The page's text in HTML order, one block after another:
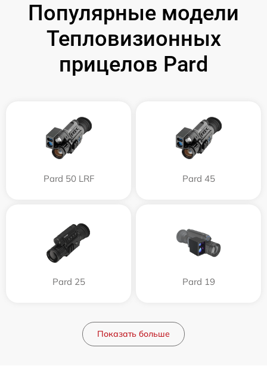
Популярные модели
Тепловизионных
прицелов Pard
Pard 50 LRF Pard 45
Pard 25 Pard 19
Показать больше